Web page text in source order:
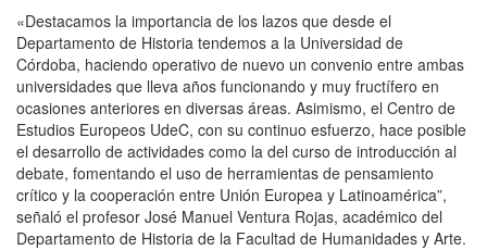
«Destacamos la importancia de los lazos que desde el
Departamento de Historia tendemos a la Universidad de
Córdoba, haciendo operativo de nuevo un convenio entre ambas
universidades que lleva años funcionando y muy fructífero en
ocasiones anteriores en diversas áreas. Asimismo, el Centro de
Estudios Europeos UdeC, con su continuo esfuerzo, hace posible
el desarrollo de actividades como la del curso de introducción al
debate, fomentando el uso de herramientas de pensamiento
crítico y la cooperación entre Unión Europea y Latinoamérica”,
señaló el profesor José Manuel Ventura Rojas, académico del
Departamento de Historia de la Facultad de Humanidades y Arte.